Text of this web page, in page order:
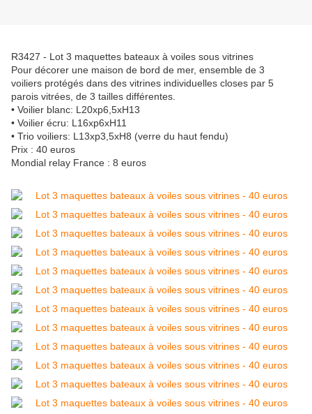
R3427 - Lot 3 maquettes bateaux à voiles sous vitrines
Pour décorer une maison de bord de mer, ensemble de 3
voiliers protégés dans des vitrines individuelles closes par 5
parois vitrées, de 3 tailles différentes.
• Voilier blanc: L20xp6,5xH13
• Voilier écru: L16xp6xH11
• Trio voiliers: L13xp3,5xH8 (verre du haut fendu)
Prix : 40 euros
Mondial relay France : 8 euros